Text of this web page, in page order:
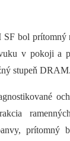
bol prítomný
v pokoji a
stupeň DRAM.
prítomný